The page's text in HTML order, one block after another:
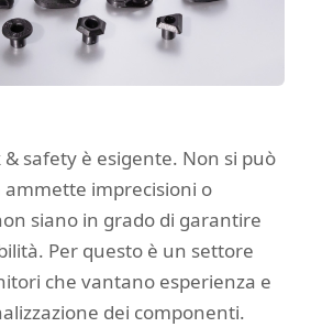
safety è esigente. Non si può
imprecisioni o
siano in grado di garantire
Per questo è un settore
che vantano esperienza e
dei componenti.